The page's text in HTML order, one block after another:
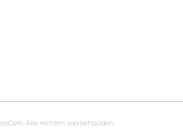
Alle rechten voorbehouden.